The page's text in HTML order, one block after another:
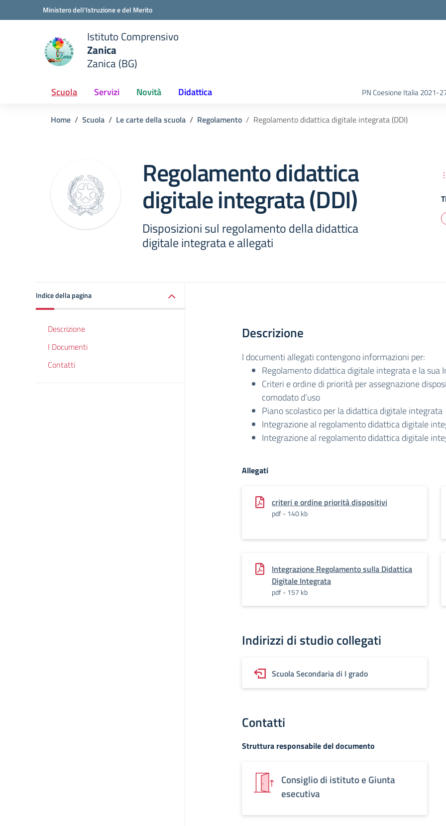
Vai ai contenuti
Vai al menu di navigazioneMinistero dell'Istruzione e del Merito
scuola
Istituto Comprensivo
Zanica
Zanica (BG)
Scuola Servizi Novità Didattica PN Coesione Italia 2021-
Home Scuola Le carte della scuola Regolamento Regolamento didattica digitale integrata (DDI)
Regolamento didattica
digitale integrata (DDI)
Disposizioni sul regolamento della didattica
digitale integrata e allegati
Indice della pagina
Descrizione
I Documenti
Contatti
Descrizione
I documenti allegati contengono informazioni per:
Regolamento didattica digitale integrata e la sua
Criteri e ordine di priorità per assegnazione
comodato d’uso
Piano scolastico per la didattica digitale integrata
Integrazione al regolamento didattica digitale
Integrazione al regolamento didattica digitale
Allegati
criteri e ordine priorità dispositivi
pdf - 140 kb
Integrazione Regolamento sulla Didattica
Digitale Integrata
pdf - 157 kb
Indirizzi di studio collegati
Scuola Secondaria di I grado
Contatti
Struttura responsabile del documento
Consiglio di istituto e Giunta
esecutiva